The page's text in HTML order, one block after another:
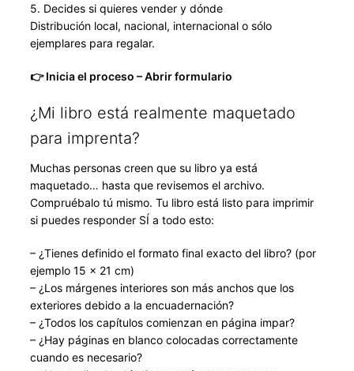
5. Decides si quieres vender y dónde
Distribución local, nacional, internacional o sólo
ejemplares para regalar.
👉 Inicia el proceso – Abrir formulario
¿Mi libro está realmente maquetado
para imprenta?
Muchas personas creen que su libro ya está
maquetado… hasta que revisemos el archivo.
Compruébalo tú mismo. Tu libro está listo para imprimir
si puedes responder SÍ a todo esto:
– ¿Tienes definido el formato final exacto del libro? (por
ejemplo 15 × 21 cm)
– ¿Los márgenes interiores son más anchos que los
exteriores debido a la encuadernación?
– ¿Todos los capítulos comienzan en página impar?
– ¿Hay páginas en blanco colocadas correctamente
cuando es necesario?